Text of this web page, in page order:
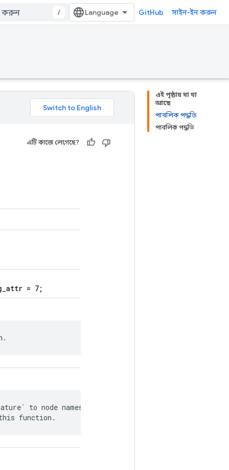
/ GitHub সাইন-ইন করুন
এই পৃষ্ঠায় যা যা
আছে
পাবলিক পদ্ধতি
পাবলিক পদ্ধতি
এটি কাজে লেগেছে?
= 7;
to node names in
function.